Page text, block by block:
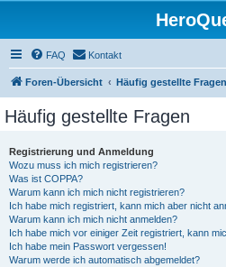
FAQ Kontakt
Foren-Übersicht Häufig gestellte Fragen
Häufig gestellte Fragen
Registrierung und Anmeldung
Wozu muss ich mich registrieren?
Was ist COPPA?
Warum kann ich mich nicht registrieren?
Ich habe mich registriert, kann mich aber nicht
Warum kann ich mich nicht anmelden?
Ich habe mich vor einiger Zeit registriert, kann
Ich habe mein Passwort vergessen!
Warum werde ich automatisch abgemeldet?